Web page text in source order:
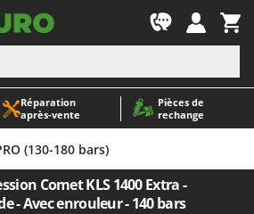
Réparation
après‑vente
Pièces de
rechange
tracteurs tondeuses autoportés
pour gazon
de terre pour tracteur
(130-180 bars)
Comet KLS 1400 Extra -
- Avec enrouleur - 140 bars